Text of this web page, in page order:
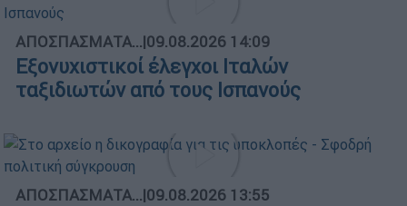
ΑΠΟΣΠΑΣΜΑΤΑ...|09.08.2026 14:09
Εξονυχιστικοί έλεγχοι Ιταλών
ταξιδιωτών από τους Ισπανούς
ΑΠΟΣΠΑΣΜΑΤΑ...|09.08.2026 13:55